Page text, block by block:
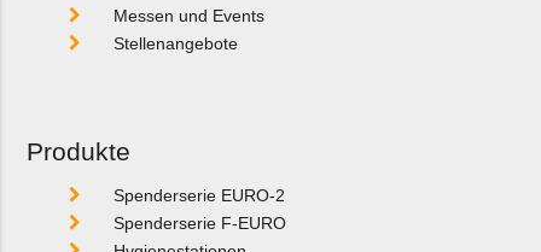
Messen und Events
Stellenangebote
Produkte
Spenderserie EURO-2
Spenderserie F-EURO